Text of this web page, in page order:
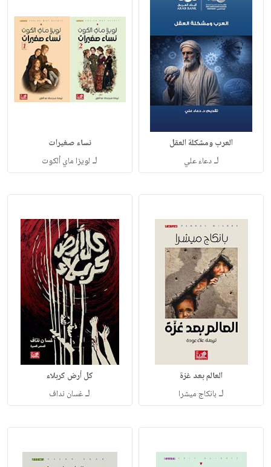
العرب ومشكلة العقل
لـدعاء علي
نساء صغيرات
لـ لويزا ماي ألكوت
العالم بعد غزة
لـ بانكاج ميشرا
كل أرض كربلاء
لـغسان نداف